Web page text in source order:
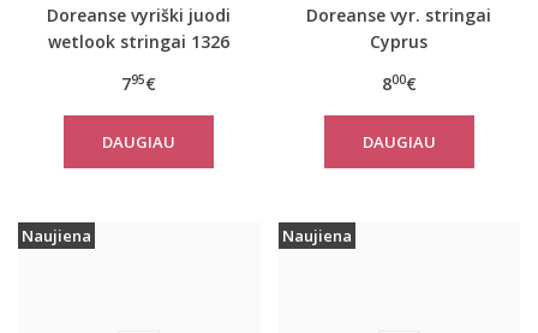
Doreanse vyriški juodi
wetlook stringai 1326
795€
DAUGIAU
Doreanse vyr. stringai
Cyprus
800€
DAUGIAU
Naujiena Naujiena